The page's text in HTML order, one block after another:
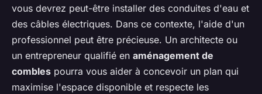
vous devrez peut-être installer des conduites d'eau et
des câbles électriques. Dans ce contexte, l'aide d'un
professionnel peut être précieuse. Un architecte ou
un entrepreneur qualifié en aménagement de
combles pourra vous aider à concevoir un plan qui
maximise l'espace disponible et respecte les